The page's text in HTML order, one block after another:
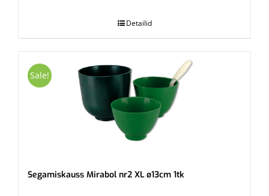
Detailid
Sale!
Segamiskauss Mirabol nr2 XL ø13cm 1tk